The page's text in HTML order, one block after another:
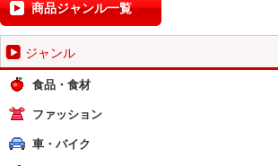
商品ジャンル一覧
ジャンル
食品・食材
ファッション
車・バイク